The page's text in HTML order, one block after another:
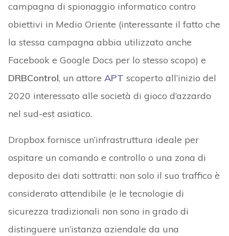
campagna di spionaggio informatico contro
obiettivi in Medio Oriente (interessante il fatto che
la stessa campagna abbia utilizzato anche
Facebook e Google Docs per lo stesso scopo) e
DRBControl, un attore APT scoperto all’inizio del
2020 interessato alle società di gioco d’azzardo
nel sud-est asiatico.
Dropbox fornisce un’infrastruttura ideale per
ospitare un comando e controllo o una zona di
deposito dei dati sottratti: non solo il suo traffico è
considerato attendibile (e le tecnologie di
sicurezza tradizionali non sono in grado di
distinguere un’istanza aziendale da una